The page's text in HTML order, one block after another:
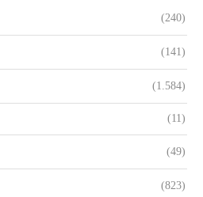
(240)
(141)
(1.584)
(11)
(49)
(823)